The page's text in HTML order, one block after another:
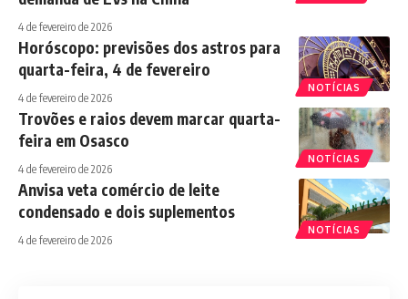
4 de fevereiro de 2026
NOTÍCIAS
Horóscopo: previsões dos astros para
quarta-feira, 4 de fevereiro
4 de fevereiro de 2026
NOTÍCIAS
Trovões e raios devem marcar quarta-
feira em Osasco
4 de fevereiro de 2026
NOTÍCIAS
Anvisa veta comércio de leite
condensado e dois suplementos
4 de fevereiro de 2026